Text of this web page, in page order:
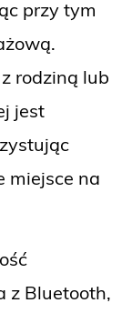
przy tym
rodziną lub
jest
miejsce na
z Bluetooth,